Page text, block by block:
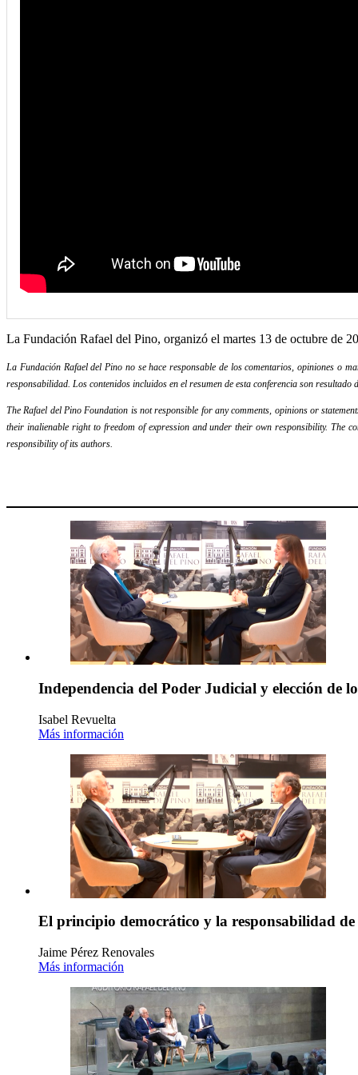
La Fundación Rafael del Pino, organizó el martes 13 de octubre de
La Fundación Rafael del Pino no se hace responsable de los comentarios, opiniones o
responsabilidad. Los contenidos incluidos en el resumen de esta conferencia son
The Rafael del Pino Foundation is not responsible for any comments, opinions or
their inalienable right to freedom of expression and under their own responsibility. The
responsibility of its authors.
Independencia del Poder Judicial y elección de
Isabel Revuelta
Más información
El principio democrático y la responsabilidad
Jaime Pérez Renovales
Más información